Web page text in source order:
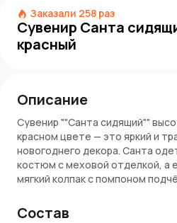
Заказали 258 раз
Сувенир Санта
красный
Описание
Сувенир ""Санта сидящий""
красном цвете — это яркий и
новогоднего декора. Санта
костюм с меховой отделкой, а
мягкий колпак с помпоном
символизирующий подарки и
Состав